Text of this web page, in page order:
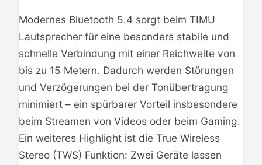
Modernes Bluetooth 5.4 sorgt beim TIMU
Lautsprecher für eine besonders stabile und
schnelle Verbindung mit einer Reichweite von
bis zu 15 Metern. Dadurch werden Störungen
und Verzögerungen bei der Tonübertragung
minimiert – ein spürbarer Vorteil insbesondere
beim Streamen von Videos oder beim Gaming.
Ein weiteres Highlight ist die True Wireless
Stereo (TWS) Funktion: Zwei Geräte lassen